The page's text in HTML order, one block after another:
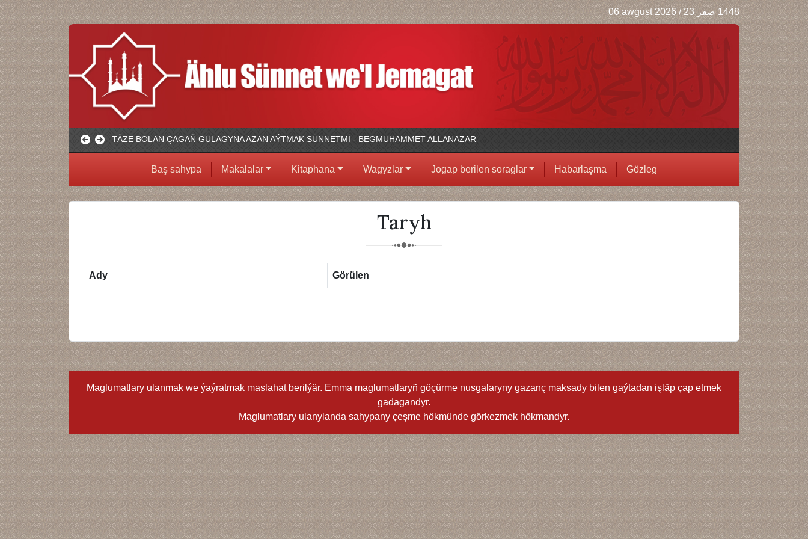
06 awgust 2026/ 1448 صفر 23
TÄZE BOLAN ÇAGAŇ GULAGYNA AZAN AÝTMAK SÜNNETMİ - BEGMUHAMMET ALLANAZAR
Baş sahypa Makalalar Kitaphana Wagyzlar Jogap berilen soraglar Habarlaşma Gözleg
Taryh
Ady Görülen
Maglumatlary ulanmak we ýaýratmak maslahat berilýär. Emma maglumatlaryñ göçürme nusgalaryny gazanç maksady bilen gaýtadan işläp çap etmek
gadagandyr.
Maglumatlary ulanylanda sahypany çeşme hökmünde görkezmek hökmandyr.